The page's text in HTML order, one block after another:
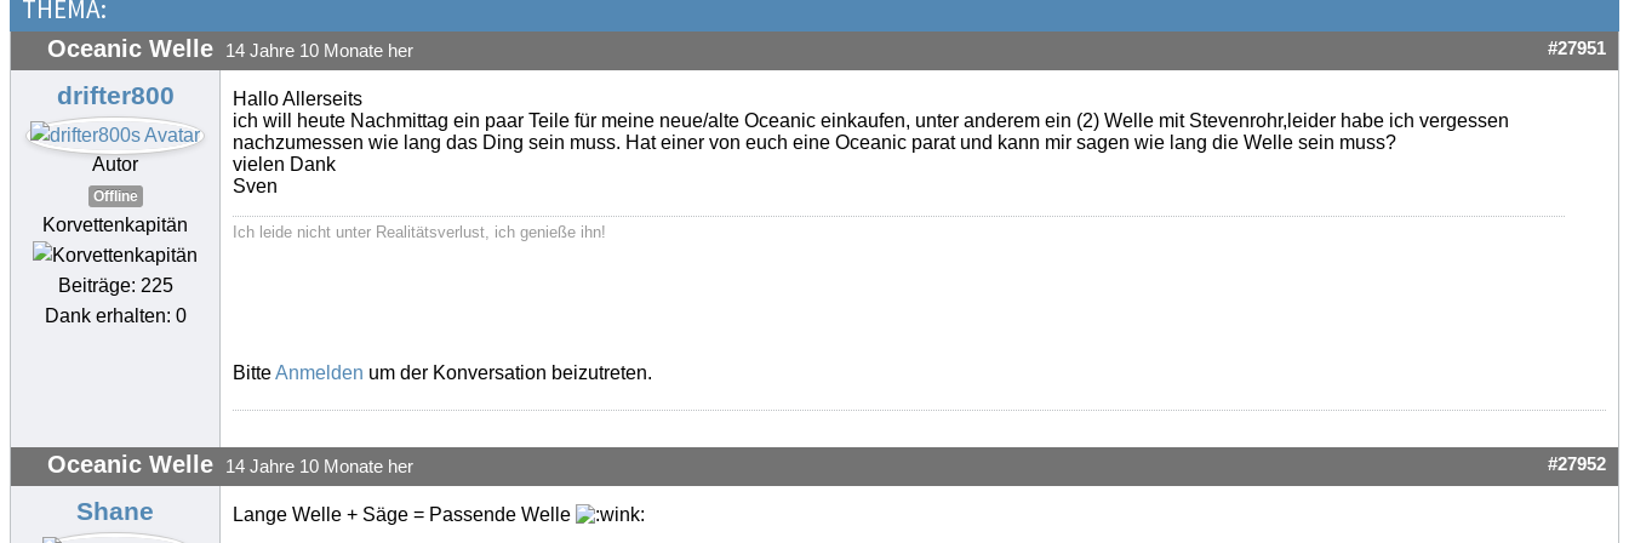
THEMA:
Oceanic Welle 14 Jahre 10 Monate her #27951
drifter800
Autor
Offline
Korvettenkapitän
Beiträge: 225
Dank erhalten: 0
Hallo Allerseits
ich will heute Nachmittag ein paar Teile für meine neue/alte Oceanic einkaufen, unter anderem ein (2) Welle mit Stevenrohr,leider habe ich vergessen
nachzumessen wie lang das Ding sein muss. Hat einer von euch eine Oceanic parat und kann mir sagen wie lang die Welle sein muss?
vielen Dank
Sven
Ich leide nicht unter Realitätsverlust, ich genieße ihn!
BitteAnmelden um der Konversation beizutreten.
Oceanic Welle 14 Jahre 10 Monate her #27952
Shane Lange Welle + Säge = Passende Welle